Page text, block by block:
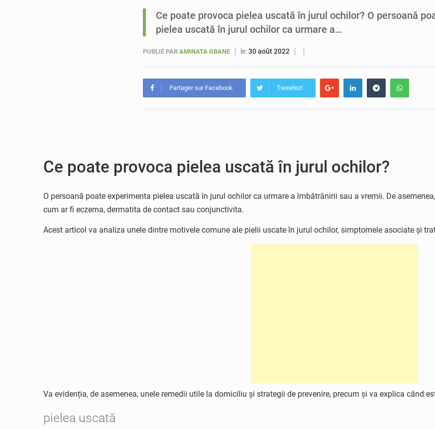
Ce poate provoca pielea uscată în jurul ochilor? O persoană
pielea uscată în jurul ochilor ca urmare a…
PUBLIÉ PAR AMINATA GBANE le:30 août 2022
Partager sur Facebook Tweetez!
Ce poate provoca pielea uscată în jurul ochilor?
O persoană poate experimenta pielea uscată în jurul ochilor ca urmare a îmbătrânirii sau a vremii. De
cum ar fi eczema, dermatita de contact sau conjunctivita.
Acest articol va analiza unele dintre motivele comune ale pielii uscate în jurul ochilor, simptomele asociate și
Va ​​evidenția, de asemenea, unele remedii utile la domiciliu și strategii de prevenire, precum și va explica când
pielea uscată